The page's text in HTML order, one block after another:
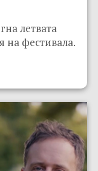
летвата
на фестивала.